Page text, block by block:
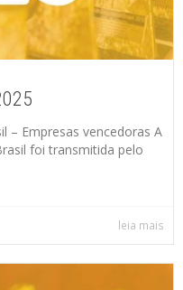
– Empresas vencedoras A
foi transmitida pelo
leia mais